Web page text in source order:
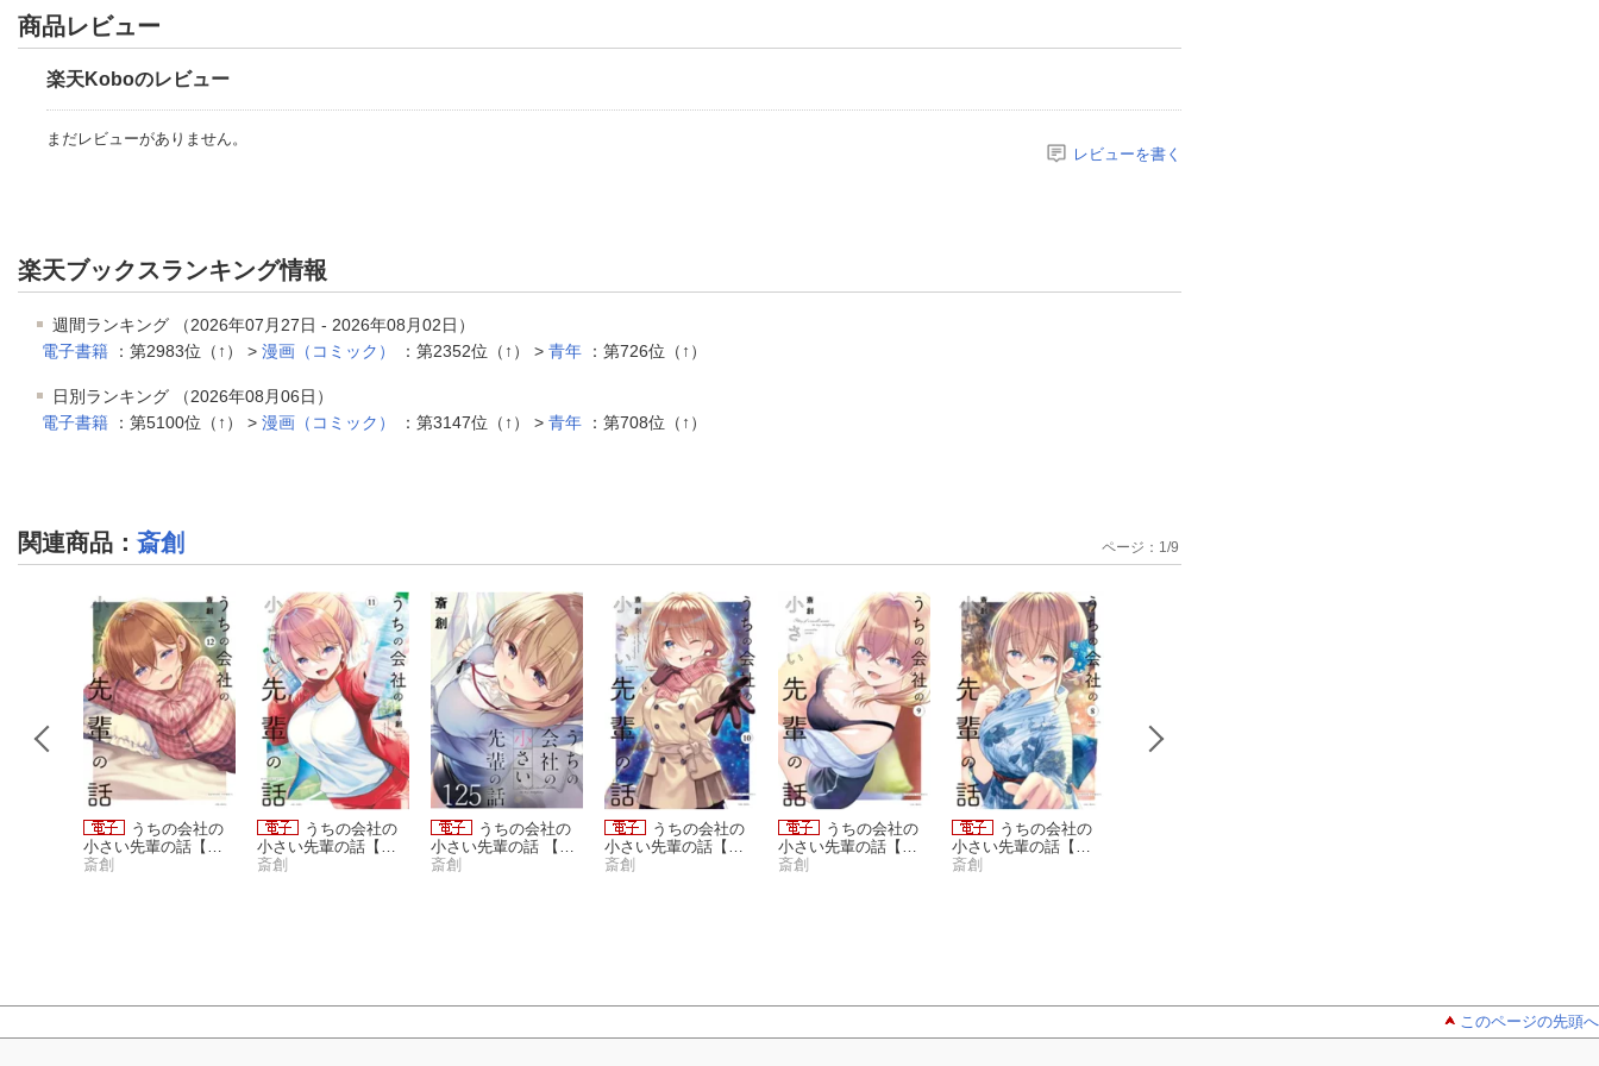
商品レビュー
楽天Koboのレビュー
まだレビューがありません。
レビューを書く
楽天ブックスランキング情報
週間ランキング （2026年07月27日 - 2026年08月02日）
電子書籍 ：第2983位（↑） > 漫画（コミック） ：第2352位（↑） > 青年 ：第726位（↑）
日別ランキング （2026年08月06日）
電子書籍 ：第5100位（↑） > 漫画（コミック） ：第3147位（↑） > 青年 ：第708位（↑）
関連商品 ：斎創
うちの会社の
小さい先輩の話【特
典ペーパー付き】 (1
斎創
うちの会社の
小さい先輩の話【特
典ペーパー付き】 (1
斎創
うちの会社の
小さい先輩の話 【連
載版】１２５
斎創
うちの会社の
小さい先輩の話【特
典ペーパー付き】 (1
斎創
うちの会社の
小さい先輩の話【特
典ペーパー付き】 (9)
斎創
うちの会社の
小さい先輩の話【特
典ペーパー付き】 (8)
斎創
ページ： 1/9
このページの先頭へ